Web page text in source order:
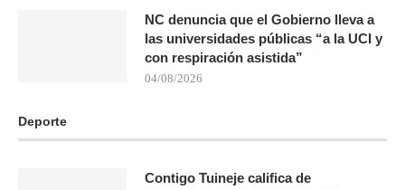
NC denuncia que el Gobierno lleva a
las universidades públicas “a la UCI y
con respiración asistida”
04/08/2026
Deporte
Contigo Tuineje califica de